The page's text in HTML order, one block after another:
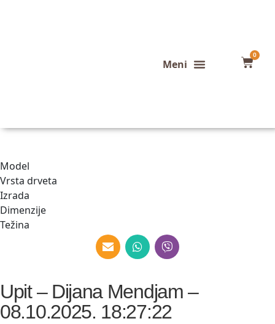
0
Model
Vrsta drveta
Izrada
Dimenzije
Težina
Upit – Dijana Mendjam –
08.10.2025. 18:27:22